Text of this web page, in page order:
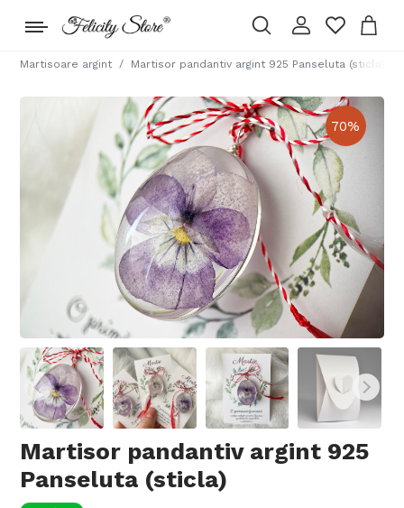
Martisoare argint Martisor pandantiv argint 925 Panseluta (sticla)
70%
Martisor pandantiv argint 925
Panseluta (sticla)